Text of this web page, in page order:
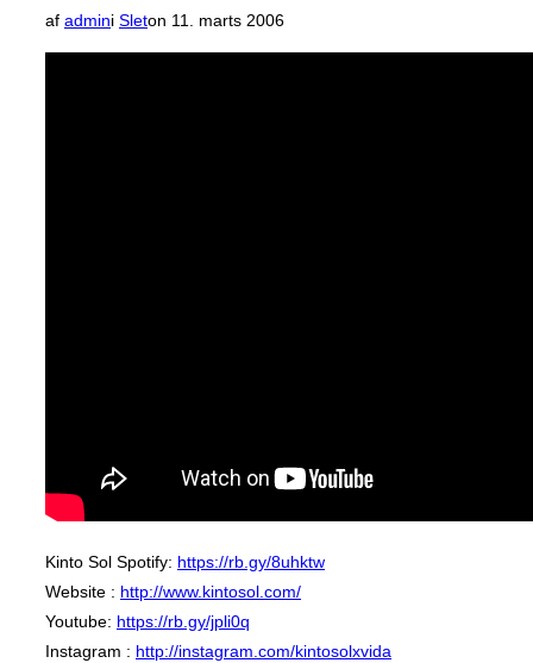
af admini Sleton Udgivet
d.
11. marts 2006
Kinto Sol Spotify: https://rb.gy/8uhktw
Website : http://www.kintosol.com/
Youtube: https://rb.gy/jpli0q
Instagram : http://instagram.com/kintosolxvida